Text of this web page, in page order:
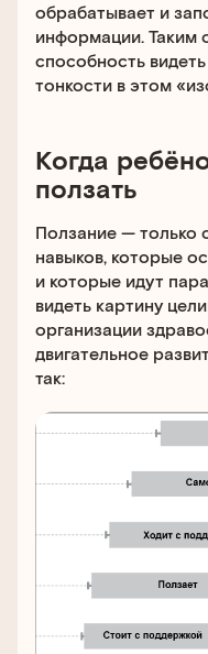
обрабатывает и
информации. Таким
способность
тонкости в этом
Когда
ползать
Ползание — только
навыков, которые
и которые идут
видеть картину
организации
двигательное
так: